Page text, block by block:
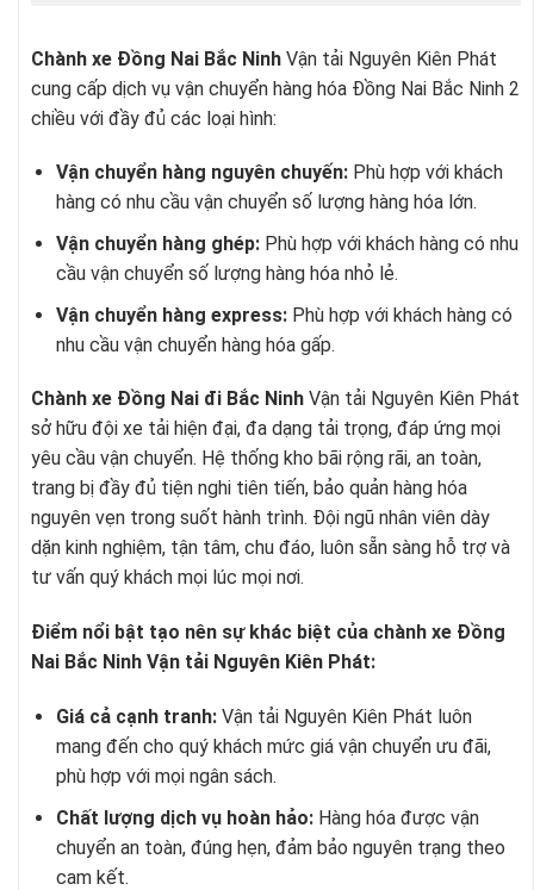
Chành xe Đồng Nai Bắc Ninh Vận tải Nguyên Kiên Phát
cung cấp dịch vụ vận chuyển hàng hóa Đồng Nai Bắc Ninh 2
chiều với đầy đủ các loại hình:
Vận chuyển hàng nguyên chuyến:Phù hợp với khách
hàng có nhu cầu vận chuyển số lượng hàng hóa lớn.
Vận chuyển hàng ghép:Phù hợp với khách hàng có nhu
cầu vận chuyển số lượng hàng hóa nhỏ lẻ.
Vận chuyển hàng express:Phù hợp với khách hàng có
nhu cầu vận chuyển hàng hóa gấp.
Chành xe Đồng Nai đi Bắc Ninh Vận tải Nguyên Kiên Phát
sở hữu đội xe tải hiện đại, đa dạng tải trọng, đáp ứng mọi
yêu cầu vận chuyển. Hệ thống kho bãi rộng rãi, an toàn,
trang bị đầy đủ tiện nghi tiên tiến, bảo quản hàng hóa
nguyên vẹn trong suốt hành trình. Đội ngũ nhân viên dày
dặn kinh nghiệm, tận tâm, chu đáo, luôn sẵn sàng hỗ trợ và
tư vấn quý khách mọi lúc mọi nơi.
Điểm nổi bật tạo nên sự khác biệt của chành xe Đồng
Nai Bắc Ninh Vận tải Nguyên Kiên Phát:
Giá cả cạnh tranh:Vận tải Nguyên Kiên Phát luôn
mang đến cho quý khách mức giá vận chuyển ưu đãi,
phù hợp với mọi ngân sách.
Chất lượng dịch vụ hoàn hảo:Hàng hóa được vận
chuyển an toàn, đúng hẹn, đảm bảo nguyên trạng theo
cam kết.